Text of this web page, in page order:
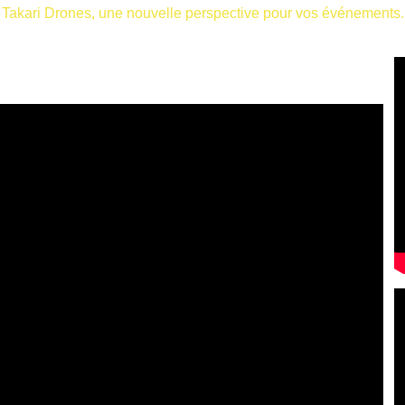
Drones, une nouvelle perspective pour vos